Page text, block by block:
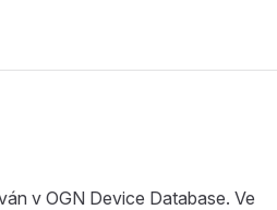
v OGN Device Database. Ve